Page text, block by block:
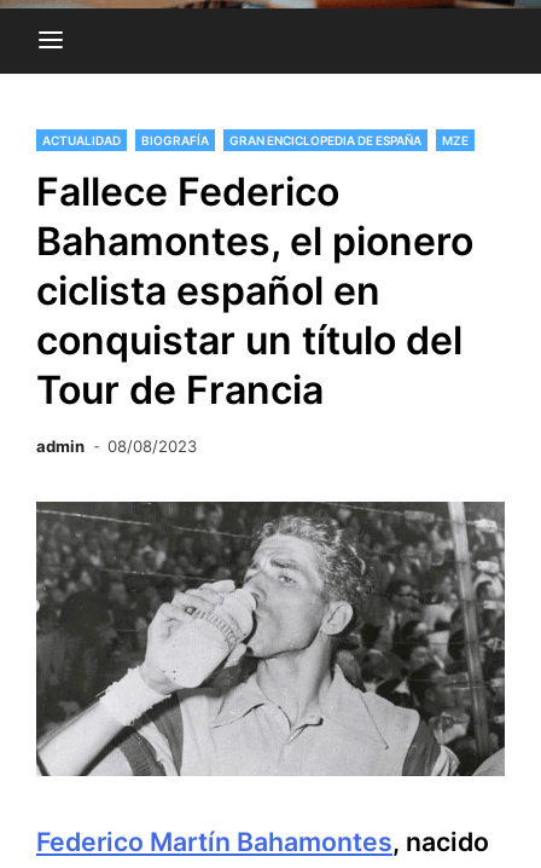
ACTUALIDAD BIOGRAFÍA GRAN ENCICLOPEDIA DE ESPAÑA MZE
Fallece Federico
Bahamontes, el pionero
ciclista español en
conquistar un título del
Tour de Francia
admin 08/08/2023
Federico Martín Bahamontes, nacido